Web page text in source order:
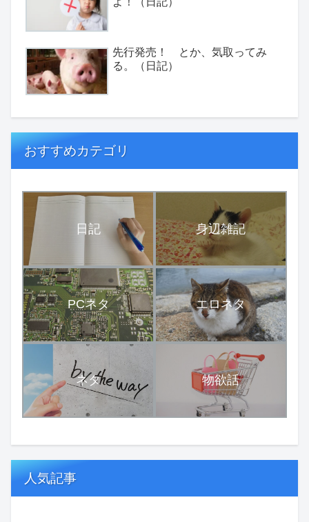
先行発売！ とか、気取ってみ
る。（日記）
おすすめカテゴリ
日記 身辺雑記
PCネタ エロネタ
ネタ 物欲話
人気記事